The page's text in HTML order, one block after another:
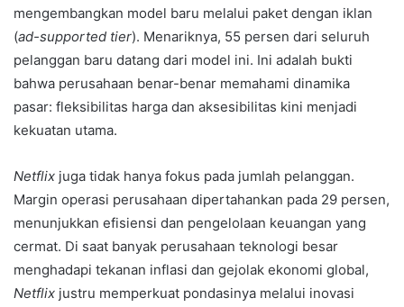
mengembangkan model baru melalui paket dengan iklan
(ad-supported tier). Menariknya, 55 persen dari seluruh
pelanggan baru datang dari model ini. Ini adalah bukti
bahwa perusahaan benar-benar memahami dinamika
pasar: fleksibilitas harga dan aksesibilitas kini menjadi
kekuatan utama.
Netflix juga tidak hanya fokus pada jumlah pelanggan.
Margin operasi perusahaan dipertahankan pada 29 persen,
menunjukkan efisiensi dan pengelolaan keuangan yang
cermat. Di saat banyak perusahaan teknologi besar
menghadapi tekanan inflasi dan gejolak ekonomi global,
Netflix justru memperkuat pondasinya melalui inovasi